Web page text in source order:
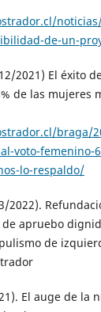
de-un-
2021) El éxito
de las mujeres
braga/
voto-femenino-
lo-respaldo/
2022).
apruebo
de
El auge de la